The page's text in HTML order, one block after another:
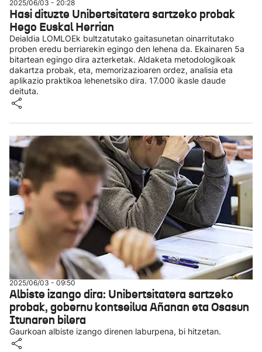
2025/06/03 - 20:28
Hasi dituzte Unibertsitatera sartzeko probak
Hego Euskal Herrian
Deialdia LOMLOEk bultzatutako gaitasunetan oinarritutako
proben eredu berriarekin egingo den lehena da. Ekainaren 5a
bitartean egingo dira azterketak. Aldaketa metodologikoak
dakartza probak, eta, memorizazioaren ordez, analisia eta
aplikazio praktikoa lehenetsiko dira. 17.000 ikasle daude
deituta.
2025/06/03 - 09:50
Albiste izango dira: Unibertsitatera sartzeko
probak, gobernu kontseilua Añanan eta Osasun
Itunaren bilera
Gaurkoan albiste izango direnen laburpena, bi hitzetan.